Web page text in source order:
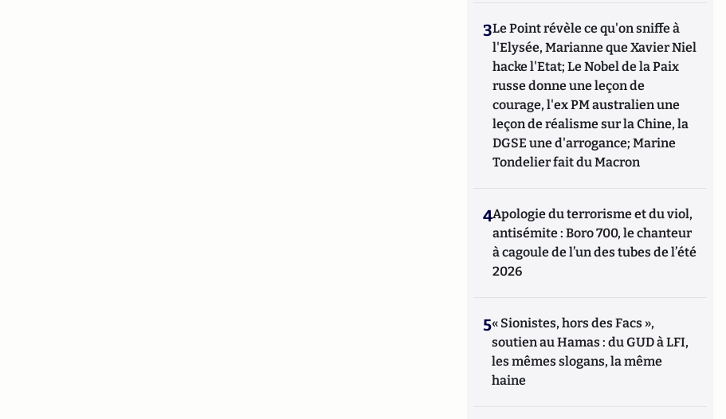
3Le Point révèle ce qu'on sniffe à
l'Elysée, Marianne que Xavier Niel
hacke l'Etat; Le Nobel de la Paix
russe donne une leçon de
courage, l'ex PM australien une
leçon de réalisme sur la Chine, la
DGSE une d'arrogance; Marine
Tondelier fait du Macron
4Apologie du terrorisme et du viol,
antisémite : Boro 700, le chanteur
à cagoule de l’un des tubes de l’été
2026
5« Sionistes, hors des Facs »,
soutien au Hamas : du GUD à LFI,
les mêmes slogans, la même
haine